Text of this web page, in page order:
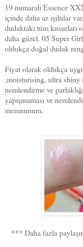
19 numaralı Essence
içinde daha az ışıltılar
dudaktaki tüm kusurları
daha güzel. 05 Super Girl
oldukça doğal dudak
Fiyat olarak oldukça
,moisturising, ultra shiny
nemlendirme ve
yapışmaması ve
memnunum.
*** Daha fazla